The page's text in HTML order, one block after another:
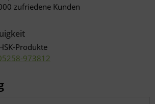
zufriedene Kunden
Produkte
973812